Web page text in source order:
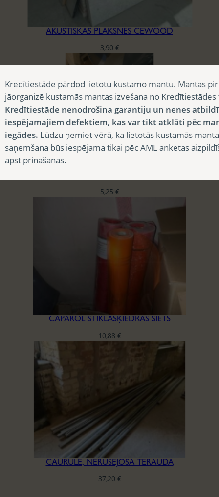
AKUSTISKĀS PLĀKSNES CEWOOD
3,90 €
5,25 €
CAPAROL STIKLAŠĶIEDRAS SIETS
10,88 €
CAURULE, NERŪSĒJOŠĀ TĒRAUDA
37,20 €
Kredītiestāde pārdod lietotu kustamo mantu. Mantas
jāorganizē kustamās mantas izvešana no
Kredītiestāde nenodrošina garantiju un nenes
iespējamajiem defektiem, kas var tikt atklāti pēc
iegādes. Lūdzu ņemiet vērā, ka lietotās kustamās
saņemšana būs iespējama tikai pēc AML anketas
apstiprināšanas.